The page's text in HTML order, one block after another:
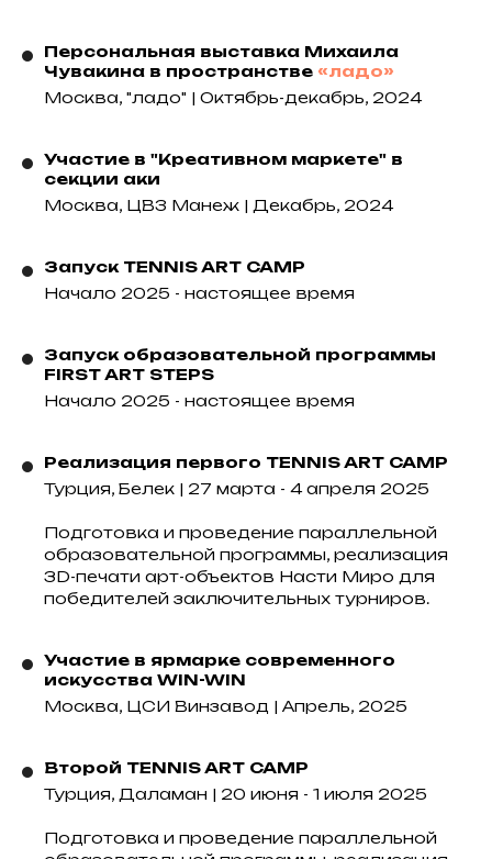
Персональная выставка Михаила
Чувакина в пространстве «ладо»
Москва, "ладо" | Октябрь-декабрь, 2024
Участие в "Креативном маркете" в
секции аки
Москва, ЦВЗ Манеж | Декабрь, 2024
Запуск TENNIS ART CAMP
Начало 2025 - настоящее время
Запуск образовательной программы
FIRST ART STEPS
Начало 2025 - настоящее время
Реализация первого TENNIS ART CAMP
Турция, Белек | 27 марта - 4 апреля 2025
Подготовка и проведение параллельной
образовательной программы, реализация
3D-печати арт-объектов Насти Миро для
победителей заключительных турниров.
Участие в ярмарке современного
искусства WIN-WIN
Москва, ЦСИ Винзавод | Апрель, 2025
Второй TENNIS ART CAMP
Турция, Даламан | 20 июня - 1 июля 2025
Подготовка и проведение параллельной